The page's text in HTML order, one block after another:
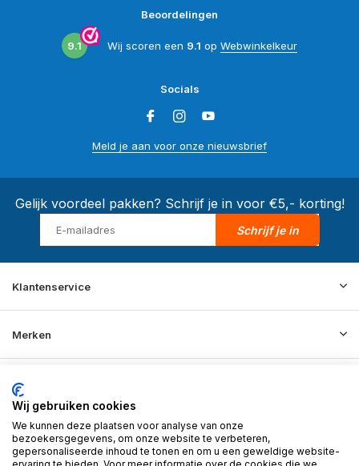
Beoordelingen
9.1 Wij scoren een 9.1 op Webwinkelkeur
Socials
Meld je aan voor onze nieuwsbrief
Gelijk voordeel pakken? Schrijf je in voor €5,- korting!
Schrijf je in
Klantenservice
Merken
Informatie
Contact
Wij gebruiken cookies
We kunnen deze plaatsen voor analyse van onze
bezoekersgegevens, om onze website te verbeteren,
gepersonaliseerde inhoud te tonen en om u een geweldige website-